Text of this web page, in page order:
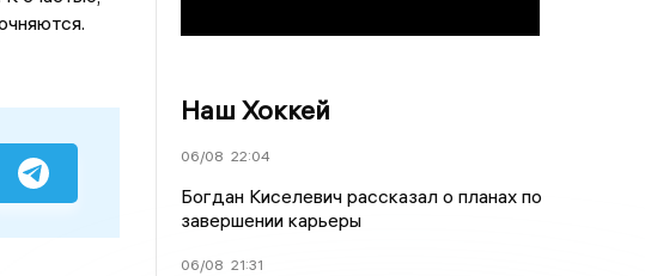
Наш Хоккей
06/08 22:04
Богдан Киселевич рассказал о планах по
завершении карьеры
06/08 21:31